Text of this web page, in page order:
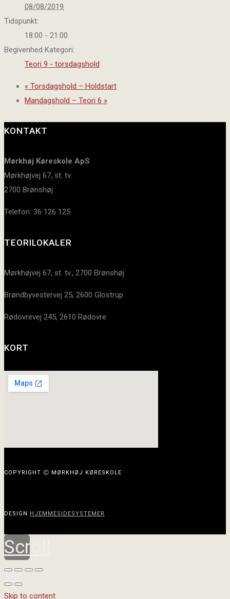
08/08/2019
Tidspunkt:
18:00 - 21:00
Begivenhed Kategori:
Teori 9 - torsdagshold
« Torsdagshold – Holdstart
Mandagshold – Teori 6 »
KONTAKT
Mørkhøj Køreskole ApS
Mørkhøjvej 67, st. tv.
2700 Brønshøj
Telefon: 36 126 125
TEORILOKALER
Mørkhøjvej 67, st. tv., 2700 Brønshøj
Brøndbyvestervej 25, 2600 Glostrup
Rødovrevej 245, 2610 Rødovre
KORT
COPYRIGHT Ⓒ MØRKHØJ KØRESKOLE
DESIGN HJEMMESIDESYSTEMER
Scroll
to
Skip to content